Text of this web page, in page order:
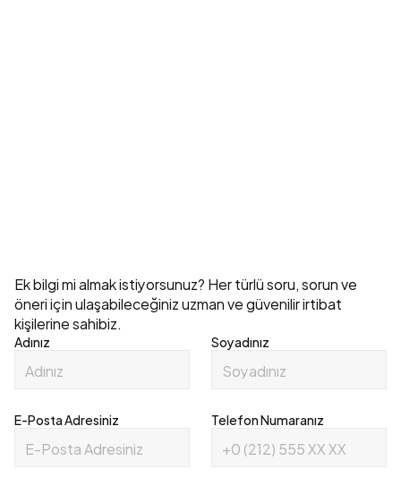
Ek bilgi mi almak istiyorsunuz? Her türlü soru, sorun ve
öneri için ulaşabileceğiniz uzman ve güvenilir irtibat
kişilerine sahibiz.
Adınız Soyadınız
E-Posta Adresiniz Telefon Numaranız